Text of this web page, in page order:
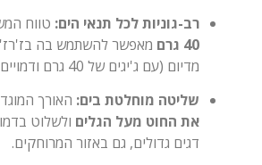
רב-גוניות לכל תנאי הים: טווח
40 גרם
מאפשר להשתמש בה
מדיום (עם ג'יגים של 40 גרם ודמויים גדולים).
שליטה מוחלטת בים: האורך
את החוט מעל הגלים ולשלוט
דגים גדולים, גם באזור המרוחקים.